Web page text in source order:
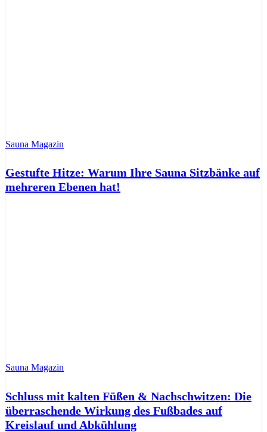
Sauna Magazin
Gestufte Hitze: Warum Ihre Sauna Sitzbänke auf
mehreren Ebenen hat!
Sauna Magazin
Schluss mit kalten Füßen & Nachschwitzen: Die
überraschende Wirkung des Fußbades auf
Kreislauf und Abkühlung